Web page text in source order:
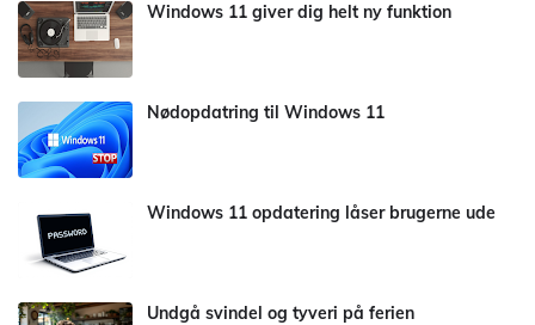
Windows 11 giver dig helt ny funktion
Nødopdatring til Windows 11
Windows 11 opdatering låser brugerne ude
Undgå svindel og tyveri på ferien